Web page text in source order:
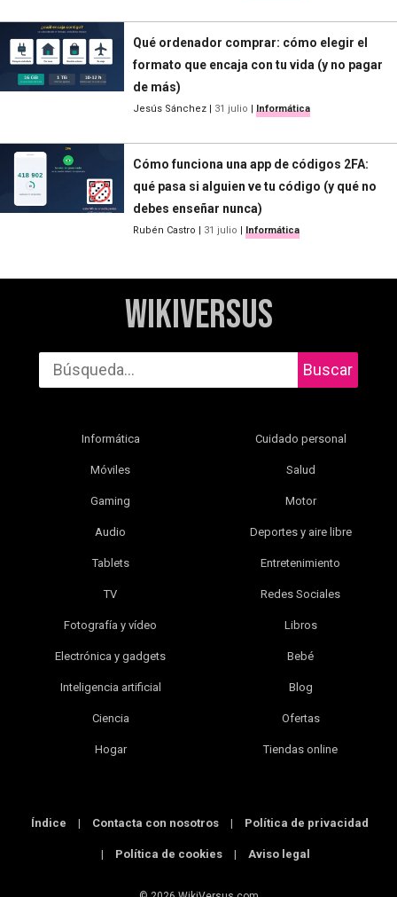
Qué ordenador comprar: cómo elegir el
formato que encaja con tu vida (y no pagar
de más)
Jesús Sánchez | 31 julio | Informática
Cómo funciona una app de códigos 2FA:
qué pasa si alguien ve tu código (y qué no
debes enseñar nunca)
Rubén Castro | 31 julio | Informática
WikiVersus
Buscar
Informática
Móviles
Gaming
Audio
Tablets
TV
Fotografía y vídeo
Electrónica y gadgets
Inteligencia artificial
Ciencia
Hogar
Cuidado personal
Salud
Motor
Deportes y aire libre
Entretenimiento
Redes Sociales
Libros
Bebé
Blog
Ofertas
Tiendas online
Índice | Contacta con nosotros | Política de privacidad
| Política de cookies | Aviso legal